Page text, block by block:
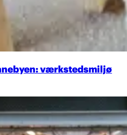
værkstedsmiljø